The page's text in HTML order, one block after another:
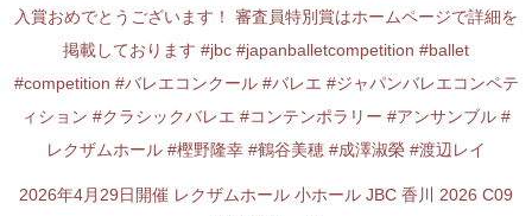
2026年4月29日開催 レクザムホール 小ホール JBC 香川 2026 C09